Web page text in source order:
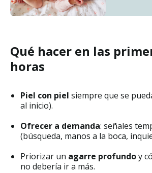
Qué hacer en las
horas
Piel con piel siempre que se
al inicio).
Ofrecer a demanda: señales
(búsqueda, manos a la boca,
Priorizar un agarre profundoy
no debería ir a más.